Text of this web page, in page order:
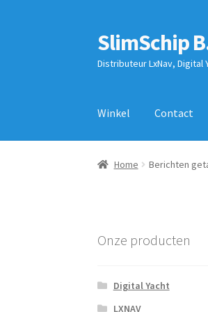
Ga
door
naar
Ga
naar
de
SlimSchip
Distributeur LxNav, Digital
Winkel Contact
Home Berichten
Onze producten
Digital Yacht
LXNAV